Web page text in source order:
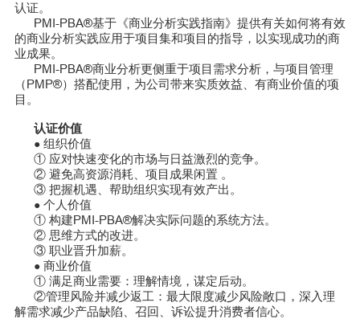
认证。
PMI-PBA®基于《商业分析实践指南》提供有关如何将有效
的商业分析实践应用于项目集和项目的指导，以实现成功的商
业成果。
PMI-PBA®商业分析更侧重于项目需求分析，与项目管理
（PMP®）搭配使用，为公司带来实质效益、有商业价值的项
目。
认证价值
● 组织价值
① 应对快速变化的市场与日益激烈的竞争。
② 避免高资源消耗、项目成果闲置 。
③ 把握机遇、帮助组织实现有效产出。
● 个人价值
① 构建PMI-PBA®解决实际问题的系统方法。
② 思维方式的改进。
③ 职业晋升加薪。
● 商业价值
① 满足商业需要：理解情境，谋定后动。
②管理风险并减少返工：最大限度减少风险敞口，深入理
解需求减少产品缺陷、召回、诉讼提升消费者信心。